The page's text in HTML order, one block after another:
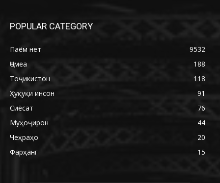
POPULAR CATEGORY
Паём нет
9532
Ҷомеа
188
Тоҷикистон
118
Ҳуқуқи инсон
91
Сиёсат
76
Муҳоҷирон
44
Чеҳраҳо
20
Фарҳанг
15